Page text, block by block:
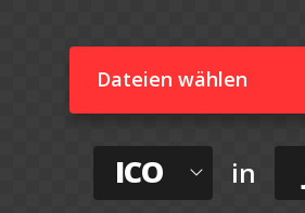
Dateien wählen
ICO in